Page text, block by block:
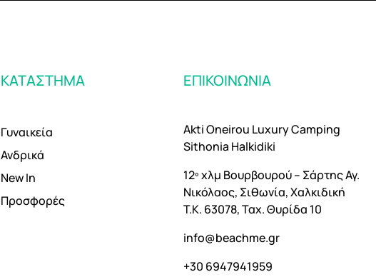
ΚΑΤΑΣΤΗΜΑ
Γυναικεία
Ανδρικά
New In
Προσφορές
ΕΠΙΚΟΙΝΩΝΙΑ
Akti Oneirou Luxury Camping
Sithonia Halkidiki
12º χλμ Βουρβουρού – Σάρτης Αγ.
Νικόλαος, Σιθωνία, Χαλκιδική
Τ.Κ. 63078, Ταχ. Θυρίδα 10
info@beachme.gr
+30 6947941959